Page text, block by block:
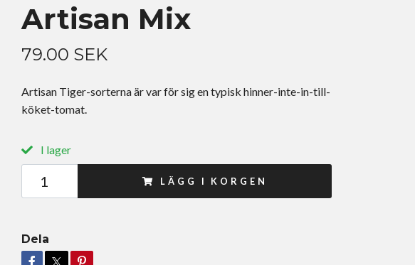
Artisan Mix
79.00 SEK
Artisan Tiger-sorterna är var för sig en typisk hinner-inte-in-till-
köket-tomat.
I lager
LÄGG I KORGEN
Dela